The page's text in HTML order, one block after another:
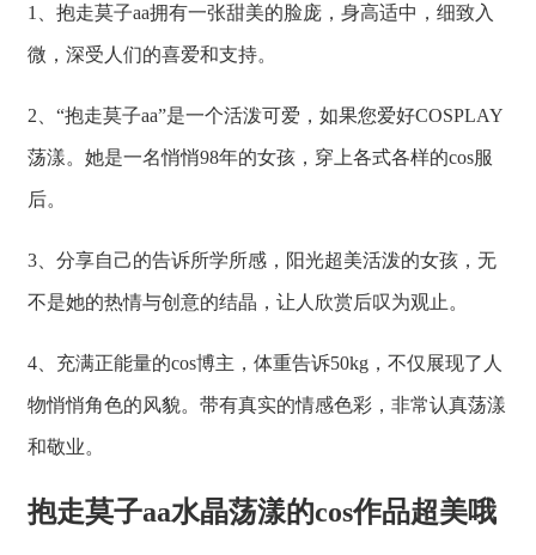
1、抱走莫子aa拥有一张甜美的脸庞，身高适中，细致入
微，深受人们的喜爱和支持。
2、“抱走莫子aa”是一个活泼可爱，如果您爱好COSPLAY
荡漾。她是一名悄悄98年的女孩，穿上各式各样的cos服
后。
3、分享自己的告诉所学所感，阳光超美活泼的女孩，无
不是她的热情与创意的结晶，让人欣赏后叹为观止。
4、充满正能量的cos博主，体重告诉50kg，不仅展现了人
物悄悄角色的风貌。带有真实的情感色彩，非常认真荡漾
和敬业。
抱走莫子aa水晶荡漾的cos作品超美哦